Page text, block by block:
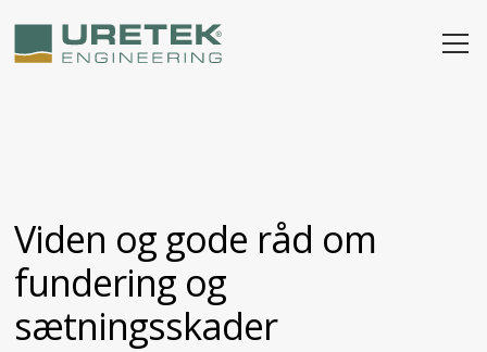
Viden og gode råd om
fundering og
sætningsskader